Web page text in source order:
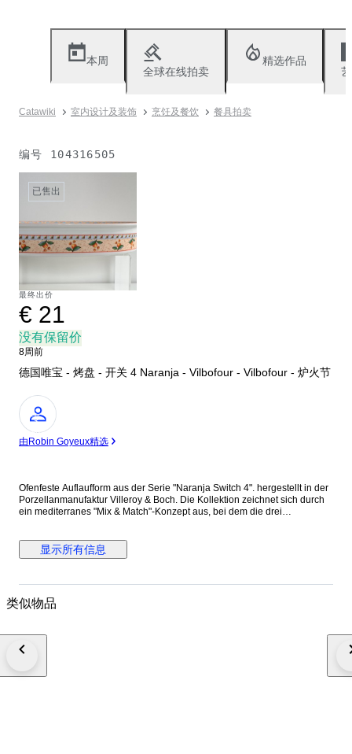
本周
全球在线拍卖
精选作品
Catawiki 室内设计及装饰 烹饪及餐饮 餐具拍卖
编号 104316505
已售出
最终出价
€ 21
没有保留价
8周前
德国唯宝 - 烤盘 - 开关 4 Naranja - Vilbofour - Vilbofour - 炉火节
专
家
由Robin Goyeux精选
Ofenfeste Auflaufform aus der Serie "Naranja Switch 4". hergestellt in der
Porzellanmanufaktur Villeroy & Boch. Die Kollektion zeichnet sich durch
ein mediterranes "Mix & Match"-Konzept aus, bei dem die drei
Hergestellt aus Vilbofour-speziell geeignet für hohe Temperaturen. -
spülmaschinenfest - mikrowellengeeignet - ofenfest Die Auflaufform ist in
Auflaufform, oval Höhe: 6,5c m, Durchmesser: 34,5cm x 26,5cm Bilder
verpackt und versichert. Alle Angaben wurden nach bestem Wissen
显示所有信息
类似物品